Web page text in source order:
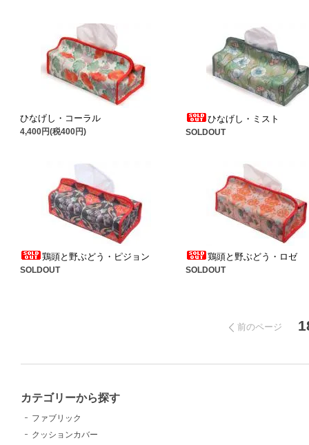
ひなげし・コーラル
4,400円(税400円)
ひなげし・ミスト
SOLDOUT
鶏頭と野ぶどう・ピジョン
SOLDOUT
鶏頭と野ぶどう・ロゼ
SOLDOUT
前のページ
カテゴリーから探す
ファブリック
クッションカバー